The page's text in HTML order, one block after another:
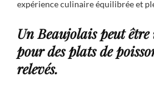
expérience culinaire équilibrée et
Un Beaujolais peut
pour des plats de
relevés.